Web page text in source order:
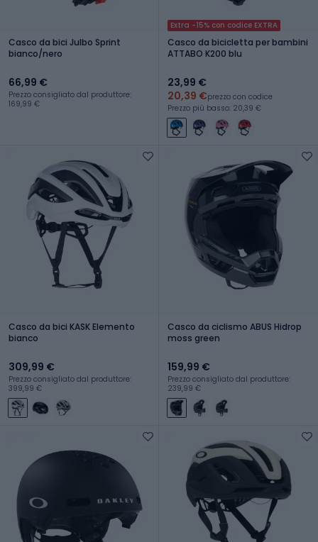
Casco da bici Julbo Sprint
bianco/nero
66,99 €
Prezzo consigliato dal produttore:
169,99 €
Extra -15% con codice EXTRA
Casco da bicicletta per bambini
ATTABO K200 blu
23,99 €
20,39 €prezzo con codice
Prezzo più basso: 20,39 €
Casco da bici KASK Elemento
bianco
309,99 €
Prezzo consigliato dal produttore:
399,99 €
Casco da ciclismo ABUS Hidrop
moss green
159,99 €
Prezzo consigliato dal produttore:
239,99 €